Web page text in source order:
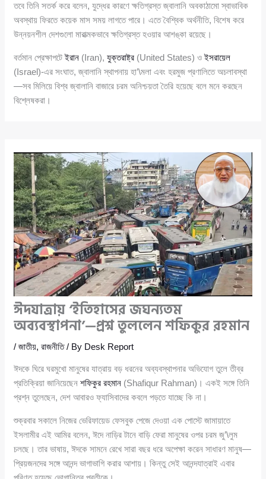
তবে তিনি সতর্ক করে বলেন, যুদ্ধের কারণে ক্ষতিগ্রস্ত জ্বালানি অবকাঠামো স্বাভাবিক
অবস্থায় ফিরতে কয়েক মাস সময় লাগতে পারে। এতে বৈশ্বিক অর্থনীতি, বিশেষ করে
উন্নয়নশীল দেশগুলো মারাত্মকভাবে ক্ষতিগ্রস্ত হওয়ার আশঙ্কা রয়েছে।
বর্তমান প্রেক্ষাপটেইরান (Iran),যুক্তরাষ্ট্র (United States) ওইসরায়েল
(Israel)-এর সংঘাত, জ্বালানি স্থাপনায় হা’\মলা এবং হরমুজ প্রণালিতে অচলাবস্থা
—সব মিলিয়ে বিশ্ব জ্বালানি বাজারে চরম অনিশ্চয়তা তৈরি হয়েছে বলে মনে করছেন
বিশ্লেষকরা।
ঈদযাত্রায় ‘ইতিহাসের জঘন্যতম
অব্যবস্থাপনা’—প্রশ্ন তুললেন শফিকুর রহমান
/জাতীয়,রাজনীতি/ By Desk Report
ঈদকে ঘিরে ঘরমুখো মানুষের যাত্রায় বড় ধরনের অব্যবস্থাপনার অভিযোগ তুলে তীব্র
প্রতিক্রিয়া জানিয়েছেনশফিকুর রহমান (Shafiqur Rahman)। একই সঙ্গে তিনি
প্রশ্ন তুলেছেন, দেশ আবারও ফ্যাসিবাদের কবলে পড়তে যাচ্ছে কি না।
শুক্রবার সকালে নিজের ভেরিফায়েড ফেসবুক পেজে দেওয়া এক পোস্টে জামায়াতে
ইসলামীর এই আমির বলেন, ঈদে নাড়ির টানে বাড়ি ফেরা মানুষের ওপর চরম জু’\লুম
চলছে। তার ভাষায়, ঈদকে সামনে রেখে সারা বছর ধরে অপেক্ষা করেন সাধারণ মানুষ—
প্রিয়জনদের সঙ্গে আনন্দ ভাগাভাগি করার আশায়। কিন্তু সেই আনন্দযাত্রাই এবার